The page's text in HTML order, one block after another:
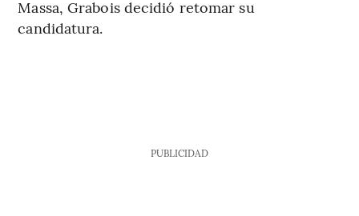
Massa, Grabois decidió retomar su
candidatura.
PUBLICIDAD